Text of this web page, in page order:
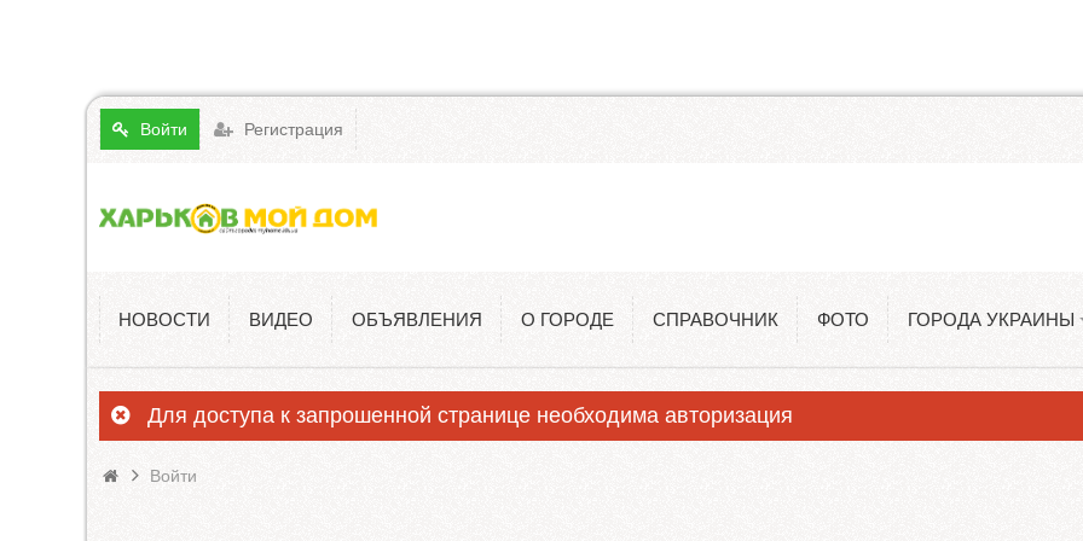
Войти Регистрация
НОВОСТИ ВИДЕО ОБЪЯВЛЕНИЯ О ГОРОДЕ СПРАВОЧНИК ФОТО ГОРОДА УКРАИНЫ
Киев
Для доступа к запрошенной странице необходима авторизация
Войти